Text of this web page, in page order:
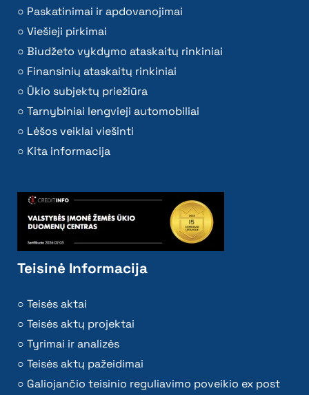
Paskatinimai ir apdovanojimai
Viešieji pirkimai
Biudžeto vykdymo ataskaitų rinkiniai
Finansinių ataskaitų rinkiniai
Ūkio subjektų priežiūra
Tarnybiniai lengvieji automobiliai
Lėšos veiklai viešinti
Kita informacija
Teisinė Informacija
Teisės aktai
Teisės aktų projektai
Tyrimai ir analizės
Teisės aktų pažeidimai
Galiojančio teisinio reguliavimo poveikio ex post